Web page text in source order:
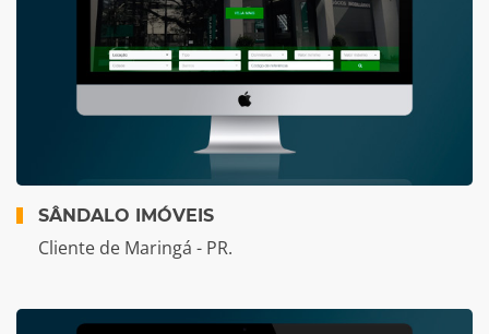
SÂNDALO IMÓVEIS
Cliente de Maringá - PR.